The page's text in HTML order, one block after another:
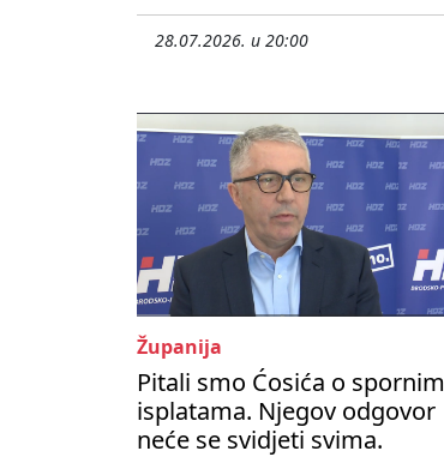
28.07.2026. u 20:00
Županija
Pitali smo Ćosića o spornim
isplatama. Njegov odgovor
neće se svidjeti svima.